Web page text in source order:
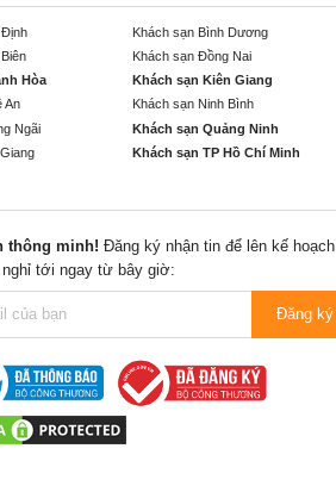
Định
Khách sạn Bình Dương
Khách sạn Đồng Nai
Hòa
Khách sạn Kiên Giang
An
Khách sạn Ninh Bình
Ngãi
Khách sạn Quảng Ninh
Khách sạn TP Hồ Chí Minh
thông minh! Đăng ký nhận tin để lên kế hoạch
tới ngay từ bây giờ:
Đăng ký